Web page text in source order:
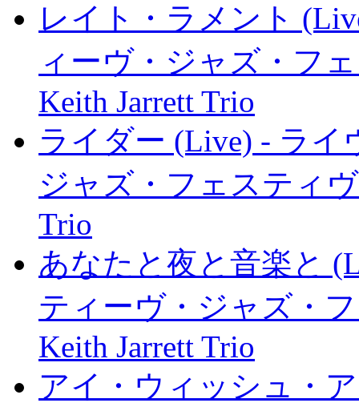
レイト・ラメント
ィーヴ・ジャズ・フ
Keith Jarrett Trio
ライダー (Live) - ラ
ジャズ・フェスティ
Trio
あなたと夜と音楽と
ティーヴ・ジャズ・
Keith Jarrett Trio
アイ・ウィッシュ・